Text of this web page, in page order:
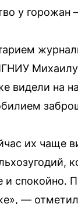
у
видели на
их чаще
и спокойно.
—